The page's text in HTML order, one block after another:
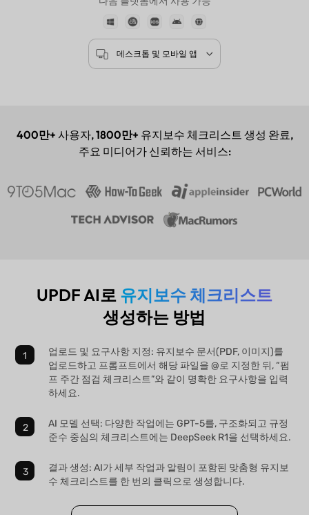
5000개 이상의 리뷰
4.8
다음 플랫폼에서 사용 가능
400만+ 사용자,1800만+ 유지보수 체크리스트 생성 완료,
주요 미디어가 신뢰하는 서비스:
UPDF AI로 유지보수 체크리스트
생성하는 방법
업로드 및 요구사항 지정: 유지보수 문서(PDF, 이미지)를
업로드하고 프롬프트에서 해당 파일을 @로 지정한 뒤, “펌
프 주간 점검 체크리스트”와 같이 명확한 요구사항을 입력
하세요.
AI 모델 선택: 다양한 작업에는 GPT-5를, 구조화되고 규정
준수 중심의 체크리스트에는 DeepSeek R1을 선택하세요.
결과 생성: AI가 세부 작업과 알림이 포함된 맞춤형 유지보
수 체크리스트를 한 번의 클릭으로 생성합니다.